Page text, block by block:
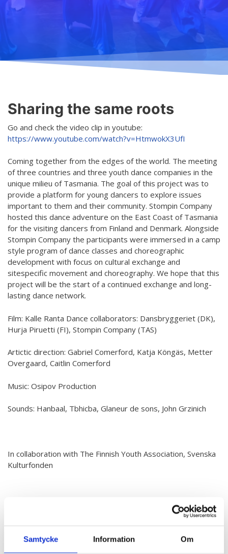
Samtycke Information Om
Tillgänglig hobby inom konst
Planen för jämställdhet och likabehandling
Terminsavgifter
Olika nivåer
Lärarna
Dansetikett
Salar
Kontakt
Projekt
Ung kulturambassadör för Finland
DanceMe UP 2019-2022
Sri Lanka - kultur utbyte 2020
Hör min röst och se mig... - 2020
Klimatförändrings kraft 2020
Konst på två språk 2018-2020
Sharing the same roots - 2019
Downloading Future - 2019
Danselfie 2017-2018
Tillgång till konst 2016-2018
Fenris 2014
We move as we dance
ABC'd
Sharing the same roots
Go and check the video clip in youtube:
https://www.youtube.com/watch?v=HtmwokX3UfI
Coming together from the edges of the world. The meeting
of three countries and three youth dance companies in the
unique milieu of Tasmania. The goal of this project was to
provide a platform for young dancers to explore issues
important to them and their community. Stompin Company
hosted this dance adventure on the East Coast of Tasmania
for the visiting dancers from Finland and Denmark. Alongside
Stompin Company the participants were immersed in a camp
style program of dance classes and choreographic
development with focus on cultural exchange and
sitespecific movement and choreography. We hope that this
project will be the start of a continued exchange and long-
lasting dance network.
Film: Kalle Ranta Dance collaborators: Dansbryggeriet (DK),
Hurja Piruetti (FI), Stompin Company (TAS)
Artictic direction: Gabriel Comerford, Katja Köngäs, Metter
Overgaard, Caitlin Comerford
Music: Osipov Production
Sounds: Hanbaal, Tbhicba, Glaneur de sons, John Grzinich
In collaboration with The Finnish Youth Association, Svenska
Kulturfonden